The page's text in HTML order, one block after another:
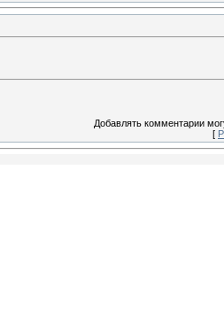
Добавлять комментарии
[